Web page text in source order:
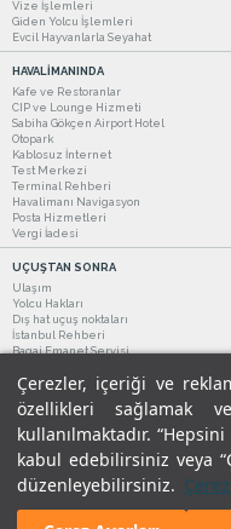
Çerezler, içeriği ve
özellikleri sağlamak
kullanılmaktadır.
kabul edebilirsiniz veya
düzenleyebilirsiniz.
Vize İşlemleri
Giden Yolcu İşlemleri
Evcil Hayvanlarla Seyahat
HAVALİMANINDA
Kafe ve Restoranlar
CIP ve Lounge Hizmeti
Sabiha Gökçen Airport Hotel
Otopark
Kablosuz İnternet
Test Merkezi
Terminal Rehberi
Havalimanı Navigasyon
Posta Hizmetleri
Vergi İadesi
UÇUŞTAN SONRA
Ulaşım
Yolcu Hakları
Dış hat uçuş noktaları
İstanbul Rehberi
Bagaj Emanet Servisi